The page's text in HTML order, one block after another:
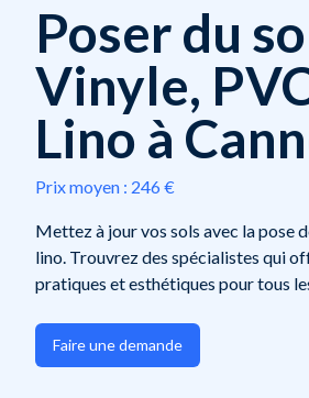
Poser du
Vinyle,
Lino à
Prix moyen : 246 €
Mettez à jour vos sols avec la pose
lino. Trouvrez des spécialistes qui
pratiques et esthétiques pour tous
Faire une demande